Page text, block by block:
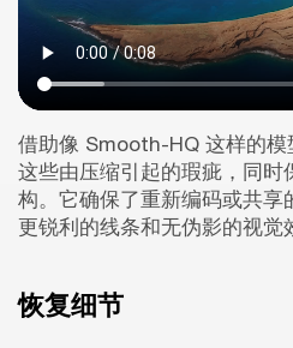
借助像 Smooth-HQ 这样的
这些由压缩引起的瑕疵，同时
构。它确保了重新编码或共享
更锐利的线条和无伪影的视觉
恢复细节